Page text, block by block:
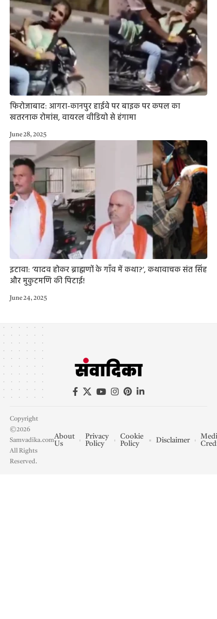
फिरोजाबाद: आगरा-कानपुर हाईवे पर बाइक पर कपल का
खतरनाक रोमांस, वायरल वीडियो से हंगामा
June 28, 2025
इटावा: ‘यादव होकर ब्राह्मणों के गाँव में कथा?’, कथावाचक संत सिंह
और मुकुटमणि की पिटाई!
June 24, 2025
Copyright
©2026
Samvadika.com
All Rights
Reserved.
About
Us
Privacy
Policy
Cookie
Policy
Disclaimer